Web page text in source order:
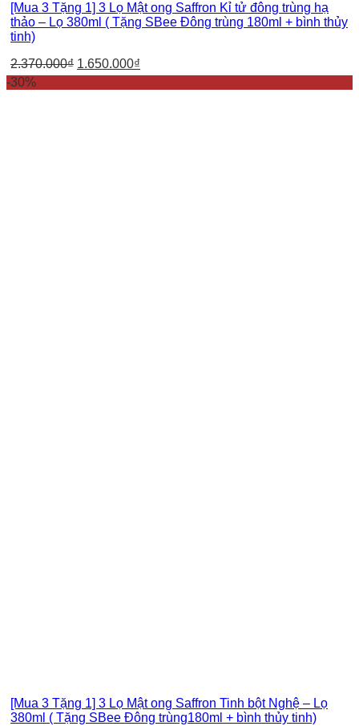
[Mua 3 Tặng 1] 3 Lọ Mật ong Saffron Kỉ tử đông trùng hạ
thảo – Lọ 380ml ( Tặng SBee Đông trùng 180ml + bình thủy
tinh)
2.370.000₫ 1.650.000₫
-30%
[Mua 3 Tặng 1] 3 Lọ Mật ong Saffron Tinh bột Nghệ – Lọ
380ml ( Tặng SBee Đông trùng180ml + bình thủy tinh)